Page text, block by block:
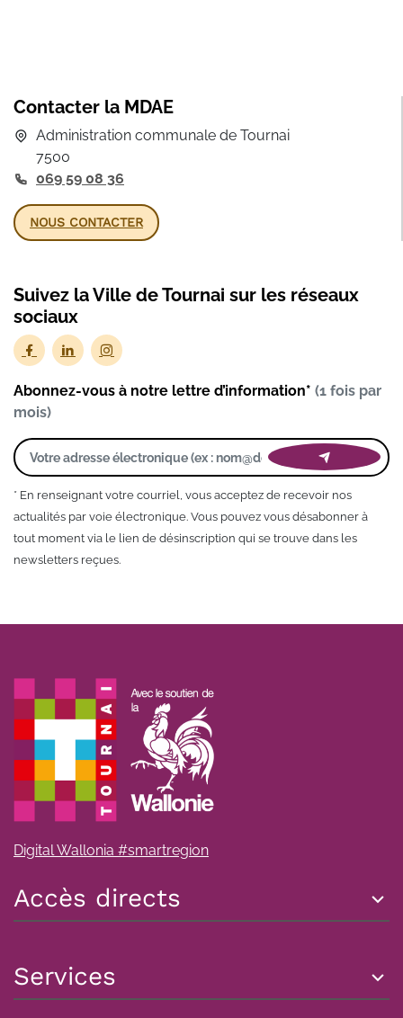
Contacter la MDAE
Administration communale de Tournai
7500
069 59 08 36
NOUS CONTACTER
Suivez la Ville de Tournai sur les réseaux
sociaux
Abonnez-vous à notre lettre d’information* (1 fois par
mois)
* En renseignant votre courriel, vous acceptez de recevoir nos
actualités par voie électronique. Vous pouvez vous désabonner à
tout moment via le lien de désinscription qui se trouve dans les
newsletters reçues.
Digital Wallonia #smartregion
Accès directs
Services